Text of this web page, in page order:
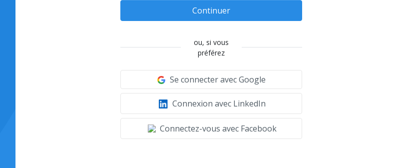
Continuer
ou, si vous
préférez
Se connecter avec Google
Connexion avec LinkedIn
Connectez-vous avec Facebook